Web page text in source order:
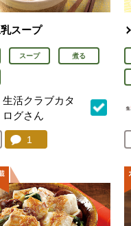
スープ
スープ 煮る
生活クラブカタ
ログさん
入り登録：
登録
コメント：
1